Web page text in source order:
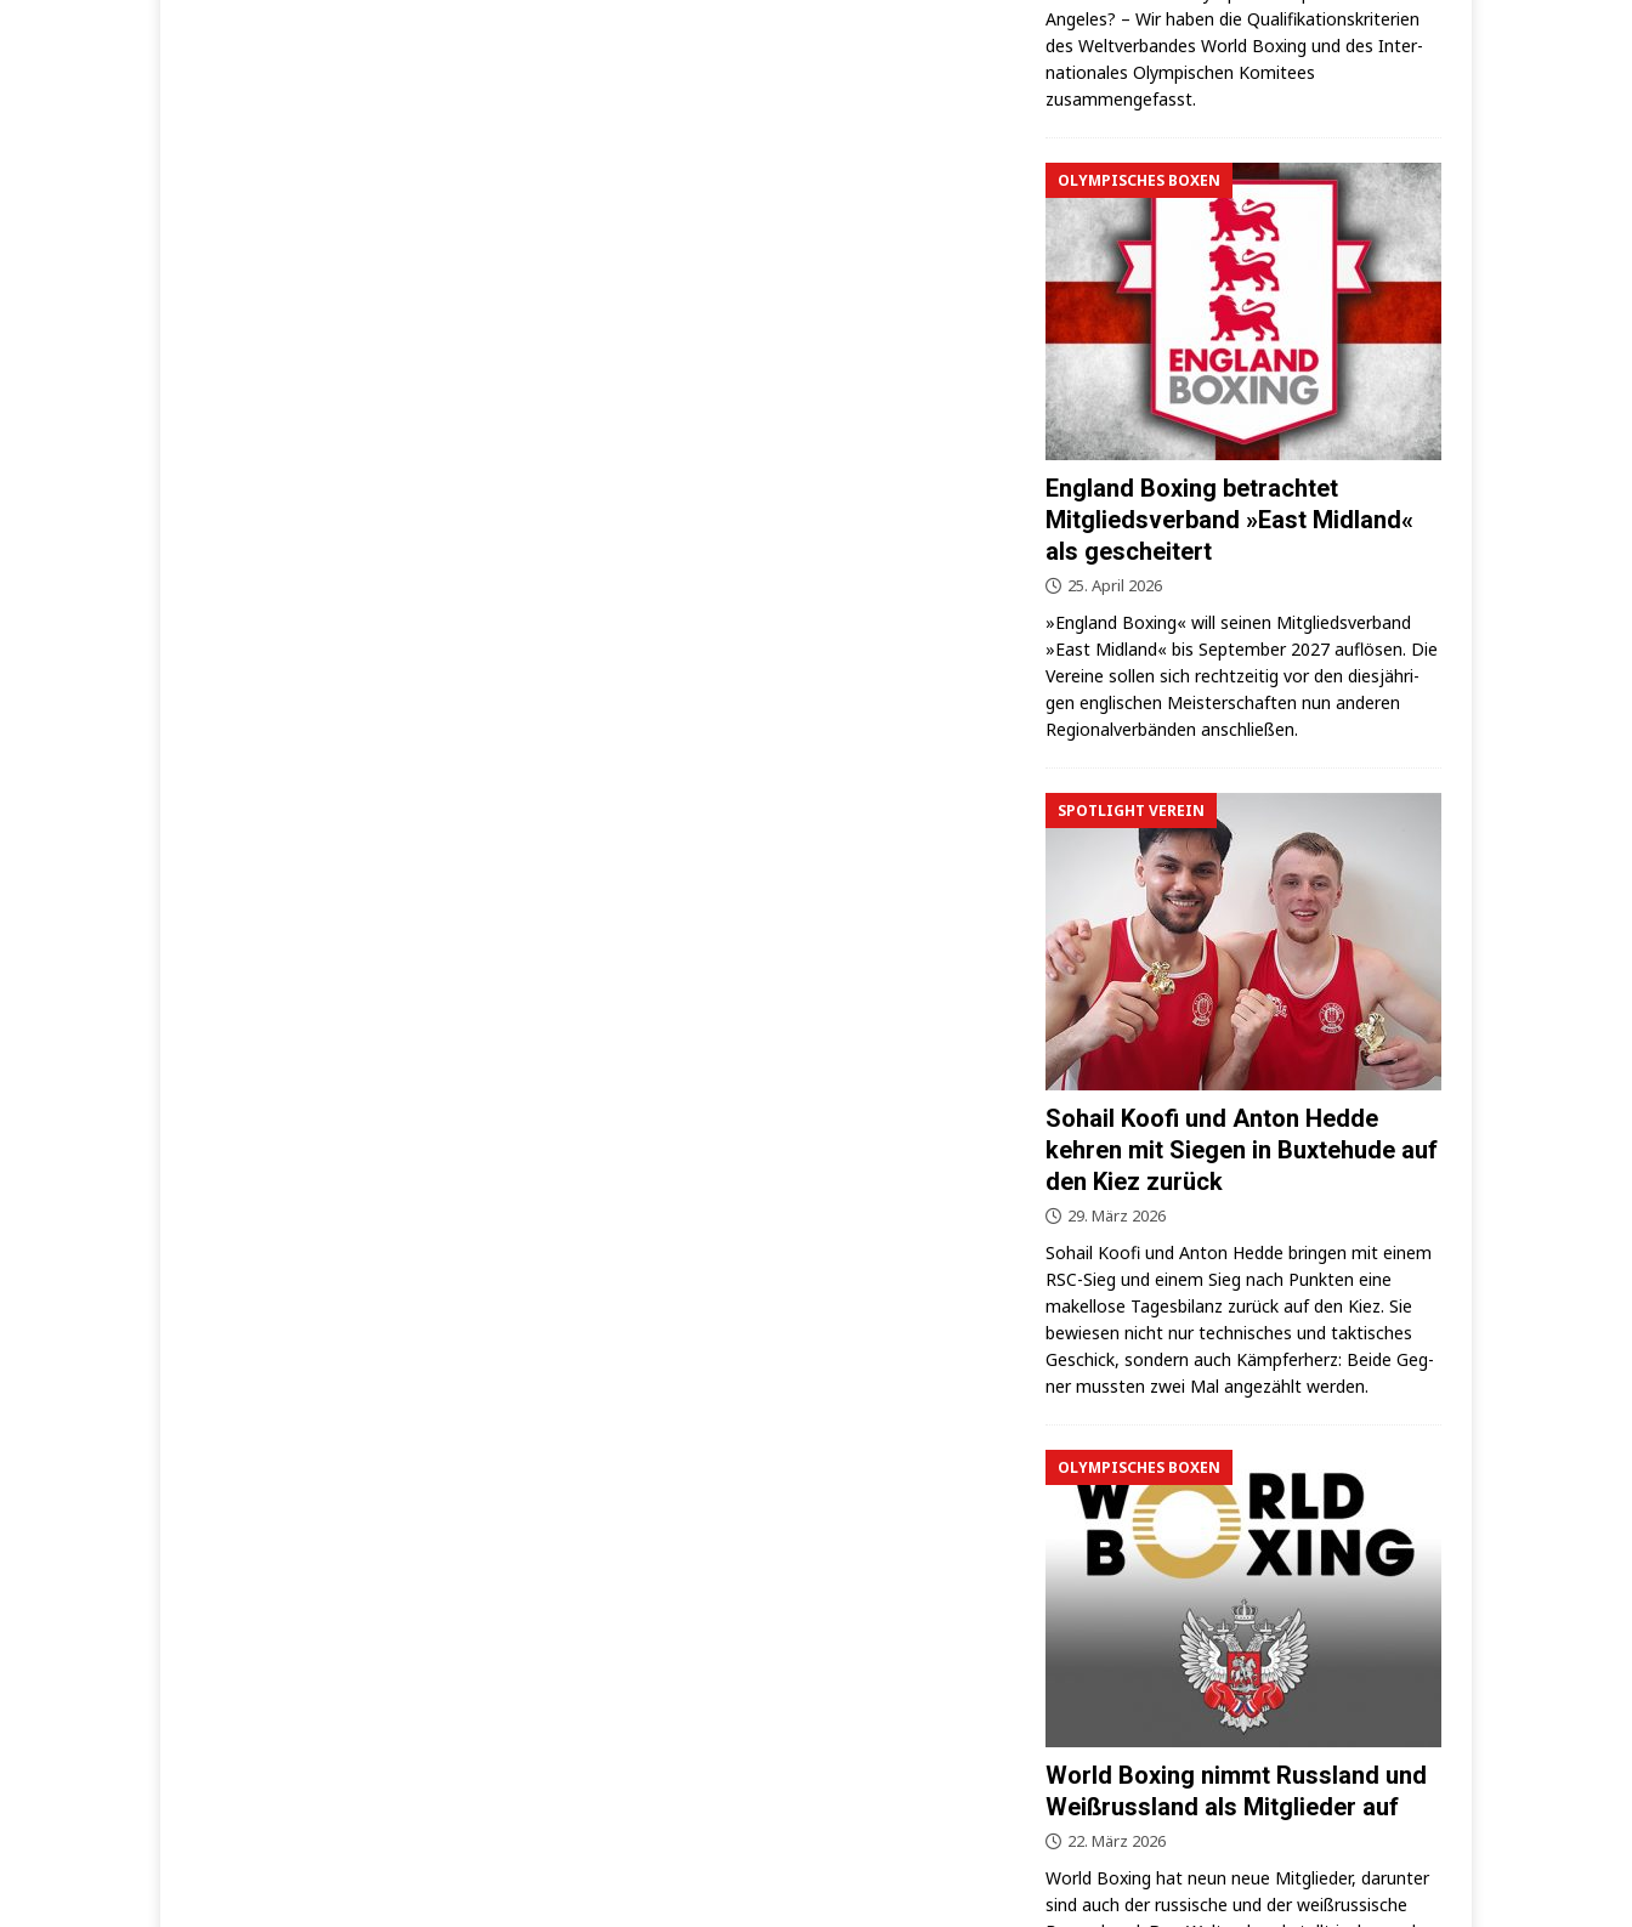
Ange­les? – Wir haben die Qua­li­fi­ka­ti­ons­kri­te­ri­en
des Welt­ver­ban­des World Boxing und des Inter­
na­tio­na­les Olym­pi­schen Komi­tees
zusammengefasst.
OLYMPISCHES BOXEN
England Boxing betrachtet
Mitgliedsverband »East Midland«
als gescheitert
25. April 2026
»Eng­land Boxing« will sei­nen Mit­glieds­ver­band
»East Mid­land« bis Sep­tem­ber 2027 auf­lö­sen. Die
Ver­ei­ne sol­len sich recht­zei­tig vor den dies­jäh­ri­
gen eng­li­schen Meis­ter­schaf­ten nun ande­ren
Regio­nal­ver­bän­den anschließen.
SPOTLIGHT VEREIN
Sohail Koofi und Anton Hedde
kehren mit Siegen in Buxtehude auf
den Kiez zurück
29. März 2026
Sohail Koo­fi und Anton Hed­de brin­gen mit einem
RSC-Sieg und einem Sieg nach Punk­ten eine
makel­lo­se Tages­bi­lanz zurück auf den Kiez. Sie
bewie­sen nicht nur tech­ni­sches und tak­ti­sches
Geschick, son­dern auch Kämp­fer­herz: Bei­de Geg­
ner muss­ten zwei Mal ange­zählt werden.
OLYMPISCHES BOXEN
World Boxing nimmt Russland und
Weißrussland als Mitglieder auf
22. März 2026
World Boxing hat neun neue Mit­glie­der, dar­un­ter
sind auch der rus­si­sche und der weiß­rus­si­sche